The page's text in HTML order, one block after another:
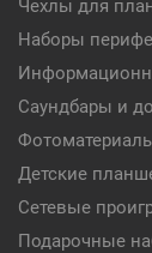
Чехлы для
Наборы
Саундбары и
Детские
Сетевые
Подарочные